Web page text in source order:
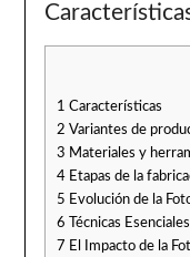
1 Características
2 Variantes de
3 Materiales y
4Etapas de la
5 Evolución de la
6 Técnicas
7 El Impacto de la